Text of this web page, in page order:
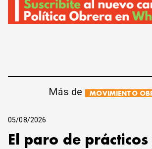
Más de MOVIMIENTO
05/08/2026
El paro de